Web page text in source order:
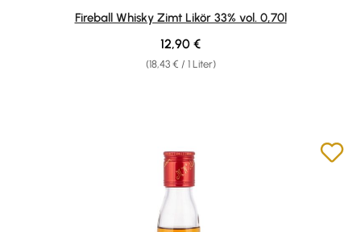
Durchschnittliche Bewertung von 4.9 von 5 Sternen
Fireball Whisky Zimt Likör 33% vol. 0,70l
(18,43 € / 1 Liter)
Regulärer Preis:
12,90 €